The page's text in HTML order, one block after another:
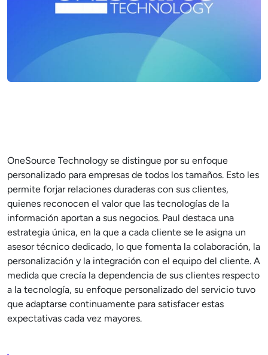
OneSource Technology se distingue por su enfoque
personalizado para empresas de todos los tamaños. Esto les
permite forjar relaciones duraderas con sus clientes,
quienes reconocen el valor que las tecnologías de la
información aportan a sus negocios. Paul destaca una
estrategia única, en la que a cada cliente se le asigna un
asesor técnico dedicado, lo que fomenta la colaboración, la
personalización y la integración con el equipo del cliente. A
medida que crecía la dependencia de sus clientes respecto
a la tecnología, su enfoque personalizado del servicio tuvo
que adaptarse continuamente para satisfacer estas
expectativas cada vez mayores.